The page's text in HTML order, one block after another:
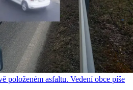
položeném asfaltu. Vedení obce píše